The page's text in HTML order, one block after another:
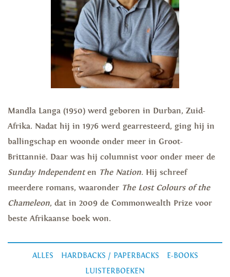
Mandla Langa (1950) werd geboren in Durban, Zuid-
Afrika. Nadat hij in 1976 werd gearresteerd, ging hij in
ballingschap en woonde onder meer in Groot-
Brittannië. Daar was hij columnist voor onder meer de
Sunday Independenten The Nation. Hij schreef
meerdere romans, waaronder The Lost Colours of the
Chameleon, dat in 2009 de Commonwealth Prize voor
beste Afrikaanse boek won.
ALLES HARDBACKS / PAPERBACKS
E-BOOKS
LUISTERBOEKEN